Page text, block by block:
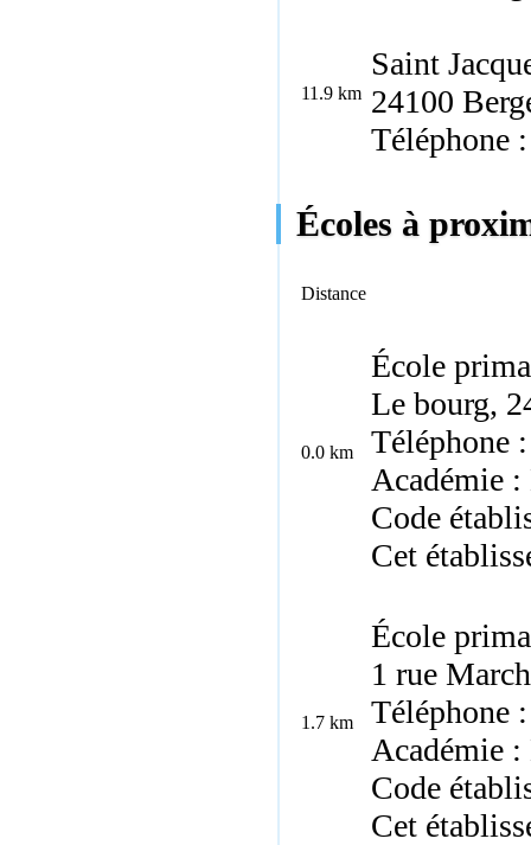
11.9 km
Saint
24100
Téléphone
Écoles à
Distance
0.0 km
École
Le bourg,
Téléphone
Académie
Code
Cet
1.7 km
École
1 rue
Téléphone
Académie
Code
Cet